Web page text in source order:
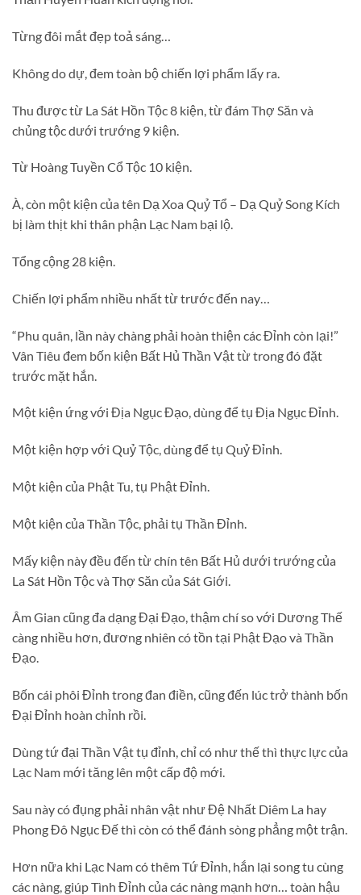
Từng đôi mắt đẹp toả sáng…
Không do dự, đem toàn bộ chiến lợi phẩm lấy ra.
Thu được từ La Sát Hồn Tộc 8 kiện, từ đám Thợ Săn và
chủng tộc dưới trướng 9 kiện.
Từ Hoàng Tuyền Cổ Tộc 10 kiện.
À, còn một kiện của tên Dạ Xoa Quỷ Tổ – Dạ Quỷ Song Kích
bị làm thịt khi thân phận Lạc Nam bại lộ.
Tổng cộng 28 kiện.
Chiến lợi phẩm nhiều nhất từ trước đến nay…
“Phu quân, lần này chàng phải hoàn thiện các Đỉnh còn lại!”
Vân Tiêu đem bốn kiện Bất Hủ Thần Vật từ trong đó đặt
trước mặt hắn.
Một kiện ứng với Địa Ngục Đạo, dùng để tụ Địa Ngục Đỉnh.
Một kiện hợp với Quỷ Tộc, dùng để tụ Quỷ Đỉnh.
Một kiện của Phật Tu, tụ Phật Đỉnh.
Một kiện của Thần Tộc, phải tụ Thần Đỉnh.
Mấy kiện này đều đến từ chín tên Bất Hủ dưới trướng của
La Sát Hồn Tộc và Thợ Săn của Sát Giới.
Âm Gian cũng đa dạng Đại Đạo, thậm chí so với Dương Thế
càng nhiều hơn, đương nhiên có tồn tại Phật Đạo và Thần
Đạo.
Bốn cái phôi Đỉnh trong đan điền, cũng đến lúc trở thành bốn
Đại Đỉnh hoàn chỉnh rồi.
Dùng tứ đại Thần Vật tụ đỉnh, chỉ có như thế thì thực lực của
Lạc Nam mới tăng lên một cấp độ mới.
Sau này có đụng phải nhân vật như Đệ Nhất Diêm La hay
Phong Đô Ngục Đế thì còn có thể đánh sòng phẳng một trận.
Hơn nữa khi Lạc Nam có thêm Tứ Đỉnh, hắn lại song tu cùng
các nàng, giúp Tình Đỉnh của các nàng mạnh hơn… toàn hậu